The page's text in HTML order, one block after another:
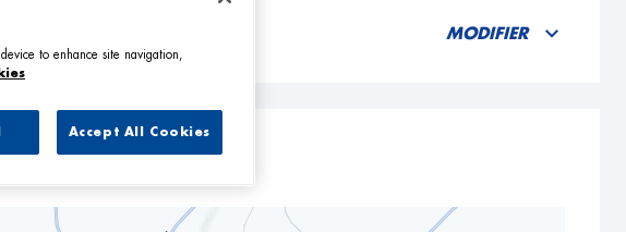
MODIFIER
to enhance site navigation,
Accept All Cookies